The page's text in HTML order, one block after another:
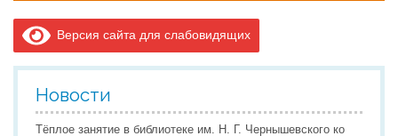
Родителям
Учитель года
Версия сайта для слабовидящих
Новости
Тёплое занятие в библиотеке им. Н. Г. Чернышевского ко